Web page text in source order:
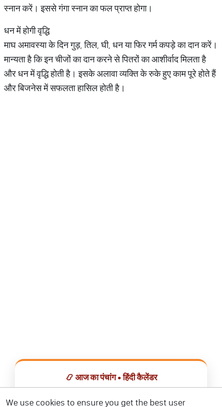
स्नान करें। इससे गंगा स्नान का फल प्राप्त होगा।
धन में होगी वृद्धि
माघ अमावस्या के दिन गुड़, तिल, घी, धन या फिर गर्म कपड़े का दान करें।
मान्यता है कि इन चीजों का दान करने से पितरों का आशीर्वाद मिलता है
और धन में वृद्धि होती है। इसके अलावा व्यक्ति के रुके हुए काम पूरे होते हैं
और बिजनेस में सफलता हासिल होती है।
📿 आज का पंचांग • हिंदी कैलेंडर
We use cookies to ensure you get the best user